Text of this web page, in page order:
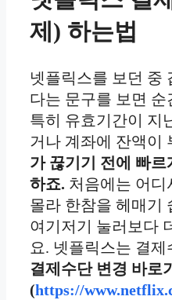
제) 하는법
넷플릭스를 보던 중
다는 문구를 보면
특히 유효기간이 지
거나 계좌에 잔액이
가 끊기기 전에 빠
하죠. 처음에는 어디
몰라 한참을 헤매기
여기저기 눌러보다
요. 넷플릭스는 결제
결제수단 변경 바로
(https://